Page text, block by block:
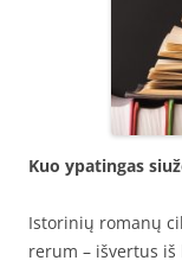
Kuo ypatingas
Istorinių romanų
rerum – išvertus iš